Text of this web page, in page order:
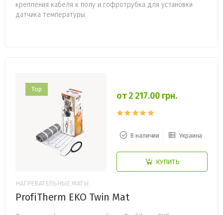
крепления кабеля к полу и гофротрубка для установки
датчика температуры.
Top
от 2 217.00 грн.
В наличии Украина
КУПИТЬ
НАГРЕВАТЕЛЬНЫЕ МАТЫ
ProfiTherm EKO Twin Mat